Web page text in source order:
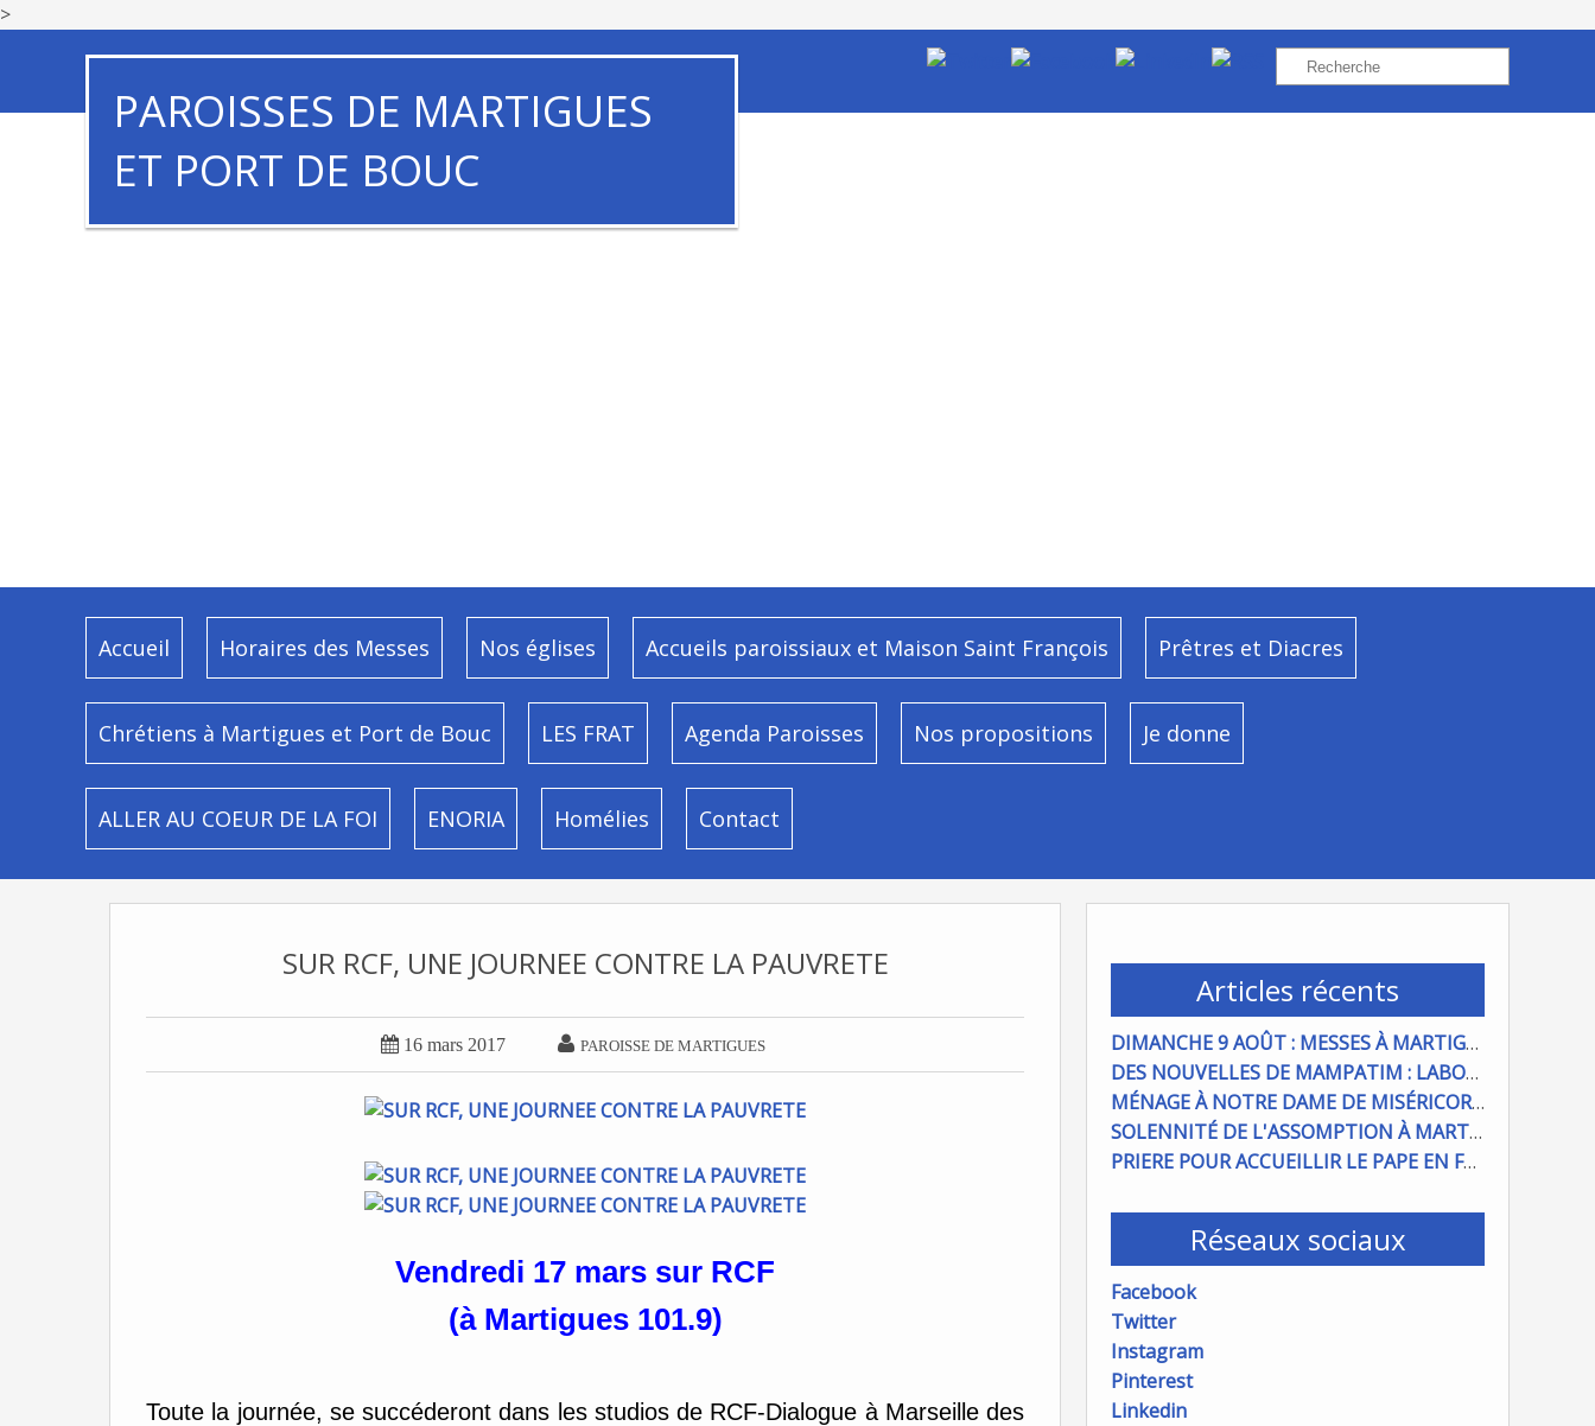
>
PAROISSES DE MARTIGUES
ET PORT DE BOUC
Accueil Horaires des Messes Nos églises Accueils paroissiaux et Maison Saint François Prêtres et Diacres
Chrétiens à Martigues et Port de Bouc LES FRAT Agenda Paroisses Nos propositions Je donne
ALLER AU COEUR DE LA FOI ENORIA Homélies Contact
Articles récents
DIMANCHE 9 AOÛT : MESSES À MARTIGUES ET PORT DE BOUC
DES NOUVELLES DE MAMPATIM : LABOUR DU CHAMP PAROISSIAL
MÉNAGE À NOTRE DAME DE MISÉRICORDE : ON COMPTE SUR VOUS !
SOLENNITÉ DE L'ASSOMPTION À MARTIGUES ET PORT DE BOUC
PRIERE POUR ACCUEILLIR LE PAPE EN FRANCE
Réseaux sociaux
Facebook
Twitter
Instagram
Pinterest
Linkedin
SUR RCF, UNE JOURNEE CONTRE LA PAUVRETE
 16 mars 2017  PAROISSE DE MARTIGUES
Vendredi 17 mars sur RCF
(à Martigues 101.9)
Toute la journée, se succéderont dans les studios de RCF-Dialogue à Marseille des